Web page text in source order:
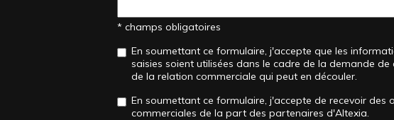
* champs obligatoires
En soumettant ce formulaire, j'accepte que les
saisies soient utilisées dans le cadre de la demande
de la relation commerciale qui peut en découler.
En soumettant ce formulaire, j'accepte de recevoir des
commerciales de la part des partenaires d'Altexia.